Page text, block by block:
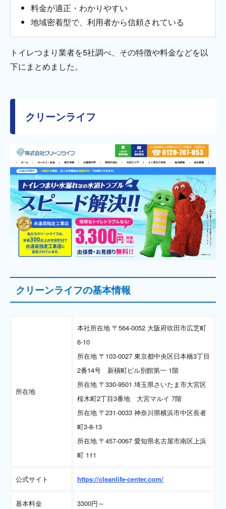
料金が適正・わかりやすい
地域密着型で、利用者から信頼されている
トイレつまり業者を5社調べ、その特徴や料金などを以
下にまとめました。
クリーンライフ
クリーンライフの基本情報
所在地
本社所在地 〒564-0052 大阪府吹田市広芝町
6-10
所在地 〒103-0027 東京都中央区日本橋3丁目
2番14号 新槇町ビル別館第一 1階
所在地 〒330-9501 埼玉県さいたま市大宮区
桜木町2丁目3番地 大宮マルイ 7階
所在地 〒231-0033 神奈川県横浜市中区長者
町3-8-13
所在地 〒457-0067 愛知県名古屋市南区上浜
町 111
公式サイト https://cleanlife-center.com/
基本料金 3300円～